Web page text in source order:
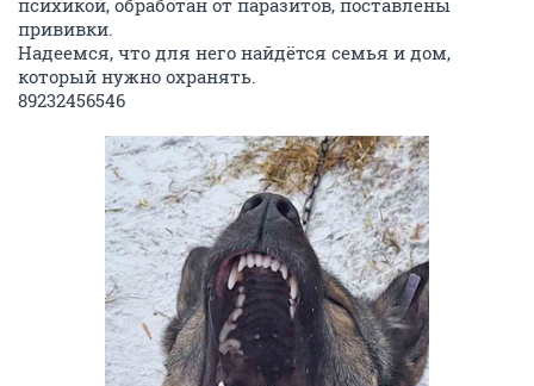
прививки.
Надеемся, что для него найдётся семья и дом,
который нужно охранять.
89232456546